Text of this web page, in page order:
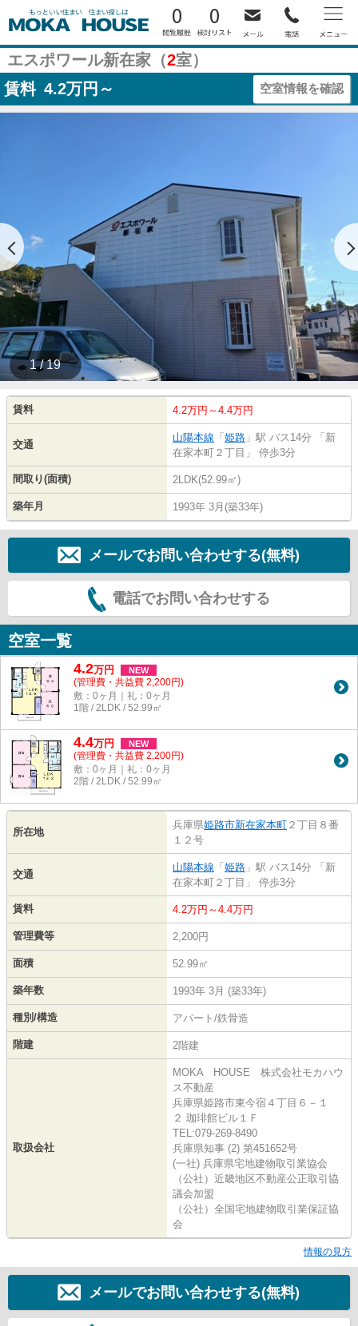
0 0
エスポワール新在家（2室）
賃料 4.2万円～ 空室情報を確認
1 / 19
賃料 4.2万円～4.4万円
交通
山陽本線 「 姫路 」駅 バス14分 「新
在家本町２丁目」 停歩3分
間取り(面積) 2LDK(52.99㎡)
築年月 1993年 3月(築33年)
メールでお問い合わせする(無料)
電話でお問い合わせする
空室一覧
4.2万円 NEW
(管理費・共益費 2,200円)
敷：0ヶ月｜礼：0ヶ月
1階 / 2LDK / 52.99㎡
4.4万円 NEW
(管理費・共益費 2,200円)
敷：0ヶ月｜礼：0ヶ月
2階 / 2LDK / 52.99㎡
所在地
兵庫県姫路市新在家本町 ２丁目８番
１２号
交通
山陽本線 「 姫路 」駅 バス14分 「新
在家本町２丁目」 停歩3分
賃料 4.2万円～4.4万円
管理費等 2,200円
面積 52.99㎡
築年数 1993年 3月 (築33年)
種別/構造 アパート/鉄骨造
階建 2階建
取扱会社
MOKA HOUSE 株式会社モカハウ
ス不動産
兵庫県姫路市東今宿４丁目６－１
２ 珈琲館ビル１Ｆ
TEL:079-269-8490
兵庫県知事 (2) 第451652号
(一社) 兵庫県宅地建物取引業協会
（公社）近畿地区不動産公正取引協
議会加盟
（公社）全国宅地建物取引業保証協
会
情報の見方
メールでお問い合わせする(無料)